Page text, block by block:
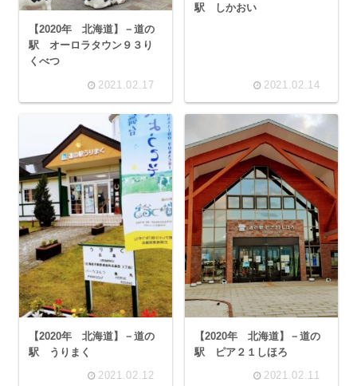
【2020年 北海道】－道の
駅 オーロラタウン９３り
くべつ
2021.02.17
駅 しかおい
2021.02.14
【2020年 北海道】－道の
駅 うりまく
2021.02.12
【2020年 北海道】－道の
駅 ピア２１しほろ
2021.02.11